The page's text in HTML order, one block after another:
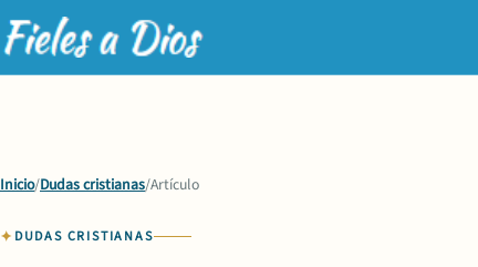
Inicio/Dudas cristianas/Artículo
DUDAS CRISTIANAS